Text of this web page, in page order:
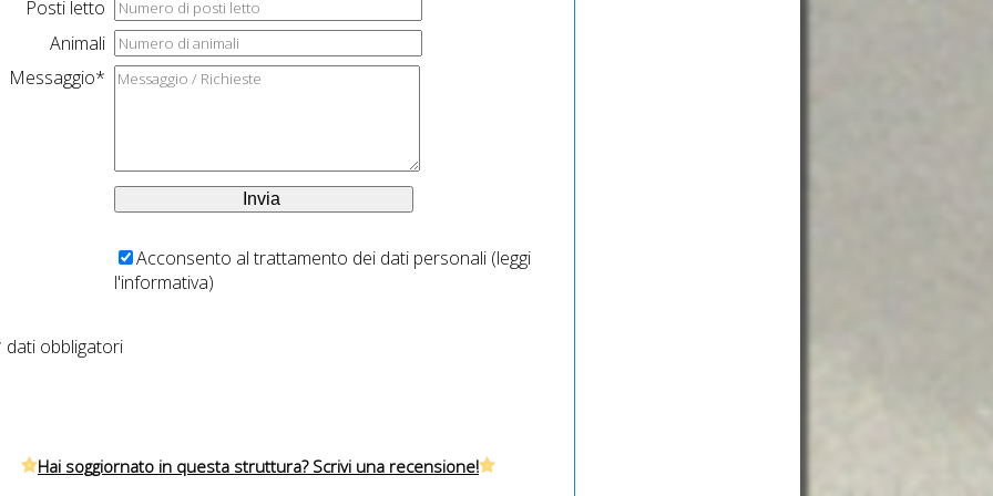
Posti letto
Animali
Messaggio*
Acconsento al trattamento dei dati personali (leggi
l'informativa)
dati obbligatori
Hai soggiornato in questa struttura? Scrivi una recensione!